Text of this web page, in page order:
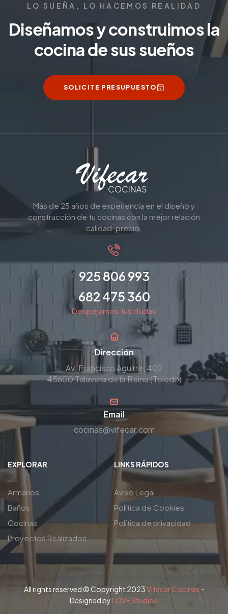
LO SUEÑA, LO HACEMOS REALIDAD
Diseñamos y construimos la
cocina de sus sueños
SOLICITE PRESUPUESTO
Más de 25 años de experiencia en el diseño y
construcción de tu cocinas con la mejor relación
calidad-precio.
925 806 993
682 475 360
Despejamos tus dudas
Dirección
Av. Francisco Aguirre, 402
45600 Talavera de la Reina (Toledo)
Email
cocinas@vifecar.com
EXPLORAR
Armarios
Baños
Cocinas
Proyectos Realizados
LINKS RÁPIDOS
Aviso Legal
Política de Cookies
Política de privacidad
All rights reserved © Copyright 2023Vifecar Cocinas –
Designed by LOVE Studios